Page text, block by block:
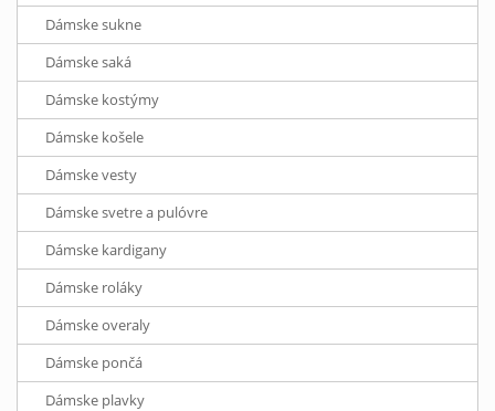
Dámske sukne
Dámske saká
Dámske kostýmy
Dámske košele
Dámske vesty
Dámske svetre a pulóvre
Dámske kardigany
Dámske roláky
Dámske overaly
Dámske pončá
Dámske plavky